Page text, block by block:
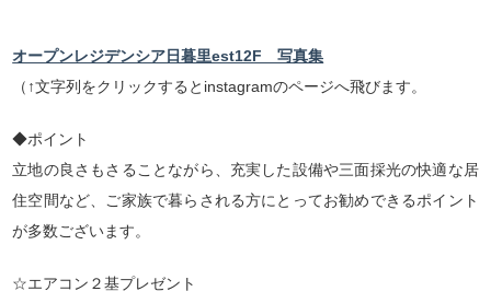
オープンレジデンシア日暮里est12F 写真集
（↑文字列をクリックするとinstagramのページへ飛びます。
◆ポイント
立地の良さもさることながら、充実した設備や三面採光の快適な居
住空間など、ご家族で暮らされる方にとってお勧めできるポイント
が多数ございます。
☆エアコン２基プレゼント